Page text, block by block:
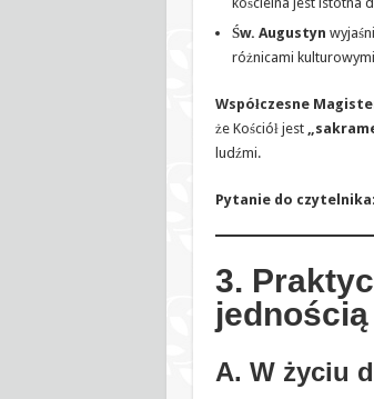
Św. Augustyn
różnicami
Współczesne
że Kościół jest
ludźmi.
Pytanie do czytelnika:
3.
A. W życiu